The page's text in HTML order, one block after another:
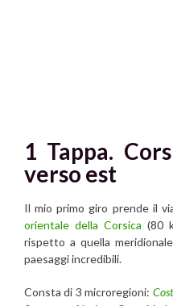
1 Tappa.
verso est
Il mio primo giro prende il
orientale della Corsica (80
rispetto a quella
paesaggi incredibili.
Consta di 3 microregioni: